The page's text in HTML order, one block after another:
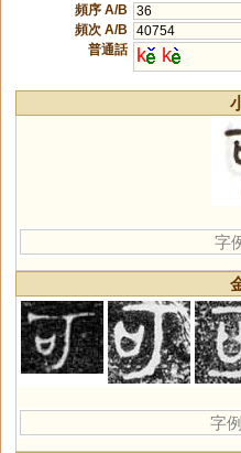
頻序 A/B
36
頻次 A/B
40754
普通話
k k
字
字